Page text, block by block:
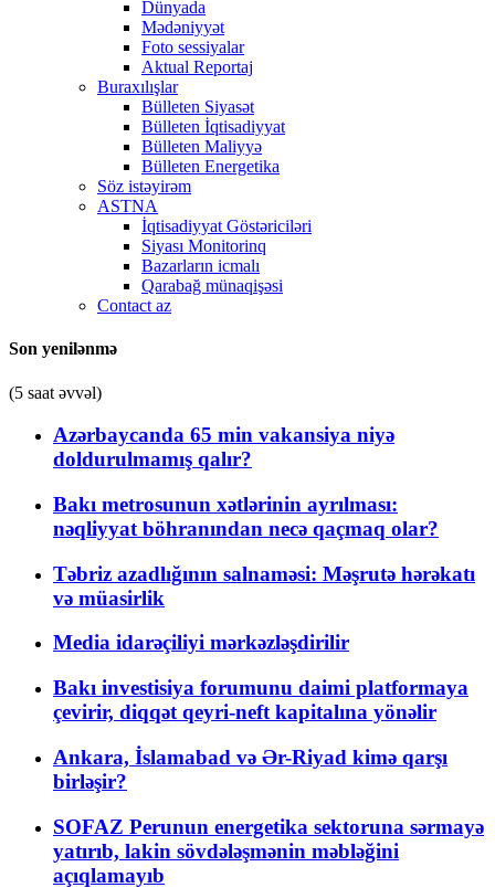
Dünyada
Mədəniyyət
Foto sessiyalar
Aktual Reportaj
Buraxılışlar
Bülleten Siyasət
Bülleten İqtisadiyyat
Bülleten Maliyyə
Bülleten Energetika
Söz istəyirəm
ASTNA
İqtisadiyyat Göstəriciləri
Siyası Monitorinq
Bazarların icmalı
Qarabağ münaqişəsi
Contact az
Son yenilənmə
(5 saat əvvəl)
Azərbaycanda 65 min vakansiya niyə
doldurulmamış qalır?
Bakı metrosunun xətlərinin ayrılması:
nəqliyyat böhranından necə qaçmaq olar?
Təbriz azadlığının salnaməsi: Məşrutə hərəkatı
və müasirlik
Media idarəçiliyi mərkəzləşdirilir
Bakı investisiya forumunu daimi platformaya
çevirir, diqqət qeyri-neft kapitalına yönəlir
Ankara, İslamabad və Ər-Riyad kimə qarşı
birləşir?
SOFAZ Perunun energetika sektoruna sərmayə
yatırıb, lakin sövdələşmənin məbləğini
açıqlamayıb